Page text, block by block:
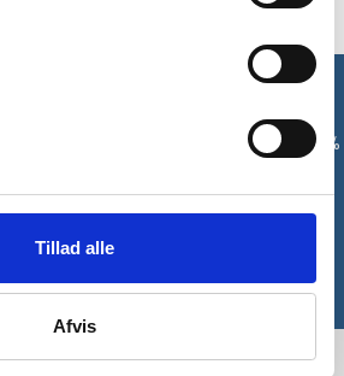
Tillad alle
Afvis
og modtag med det samme en 10%
ikke allerede nedsatte varer